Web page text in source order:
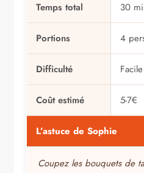
Temps total 30
Portions 4
Difficulté Facile
Coût estimé 5-7€
L’astuce de Sophie
Coupez les bouquets de